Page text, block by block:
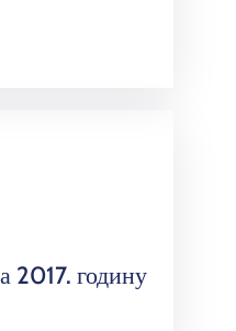
2017. годину